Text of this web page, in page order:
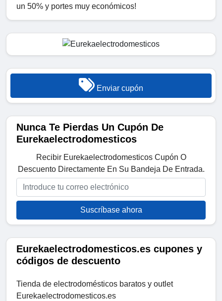
un 50% y portes muy económicos!
Enviar cupón
Nunca Te Pierdas Un Cupón De
Eurekaelectrodomesticos
Recibir Eurekaelectrodomesticos Cupón O
Descuento Directamente En Su Bandeja De Entrada.
Suscríbase ahora
Eurekaelectrodomesticos.es cupones y
códigos de descuento
Tienda de electrodomésticos baratos y outlet
Eurekaelectrodomesticos.es